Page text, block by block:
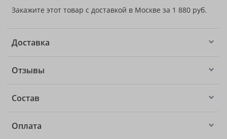
Закажите этот товар с доставкой в Москве за 1 880 руб.
Доставка
Отзывы
Состав
Оплата